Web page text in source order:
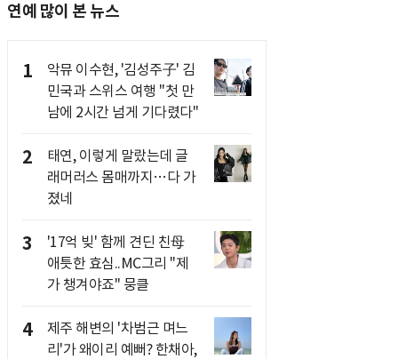
연예 많이 본 뉴스
1
악뮤 이수현, '김성주子' 김
민국과 스위스 여행 "첫 만
남에 2시간 넘게 기다렸다"
2
태연, 이렇게 말랐는데 글
래머러스 몸매까지…다 가
졌네
3
'17억 빚' 함께 견딘 친母
애틋한 효심..MC그리 "제
가 챙겨야죠" 뭉클
4
제주 해변의 '차범근 며느
리'가 왜이리 예뻐? 한채아,